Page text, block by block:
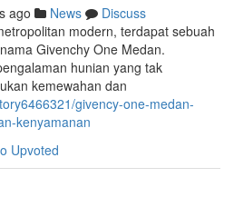
ago News
Discuss
modern, terdapat sebuah
Givenchy One Medan.
hunian yang tak
kemewahan dan
givency-one-medan-
kenyamanan
Upvoted